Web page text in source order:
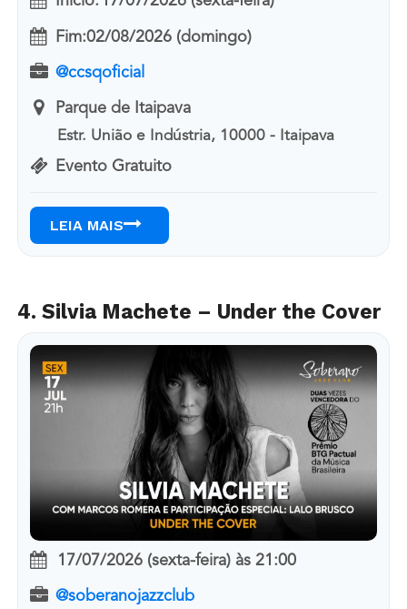
Fim:02/08/2026 (domingo)
@ccsqoficial
Parque de Itaipava
Estr. União e Indústria, 10000 - Itaipava
Evento Gratuito
LEIA MAIS
4. Silvia Machete – Under the Cover
17/07/2026 (sexta-feira) às 21:00
@soberanojazzclub